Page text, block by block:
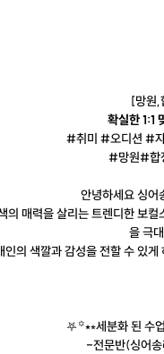
[망원,
확실한 1:1
#취미 #오디션 #
#망원#합
안녕하세요 싱어
의 매력을 살리는 트렌디한 보
을 극
인의 색깔과 감성을 전할 수 있
⛧꙳⭑⭒세분화 된 수
-전문반(싱어